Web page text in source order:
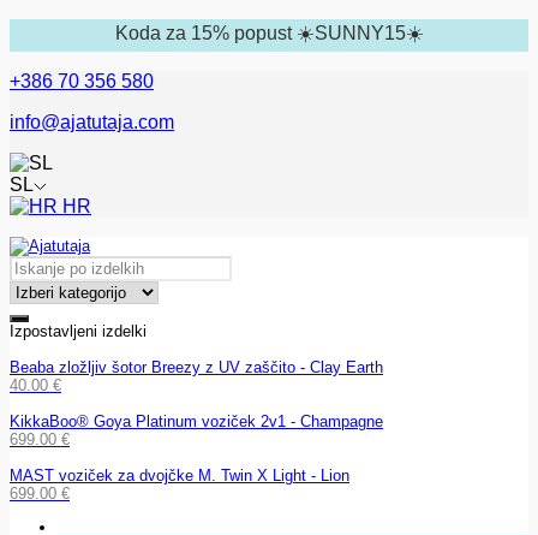
Koda za 15% popust ☀️SUNNY15☀️
+386 70 356 580
info@ajatutaja.com
SL
HR
Izpostavljeni izdelki
Beaba zložljiv šotor Breezy z UV zaščito - Clay Earth
40.00 €
KikkaBoo® Goya Platinum voziček 2v1 - Champagne
699.00 €
MAST voziček za dvojčke M. Twin X Light - Lion
699.00 €